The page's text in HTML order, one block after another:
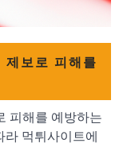
보로 피해를
피해를 예방하는
먹튀사이트에